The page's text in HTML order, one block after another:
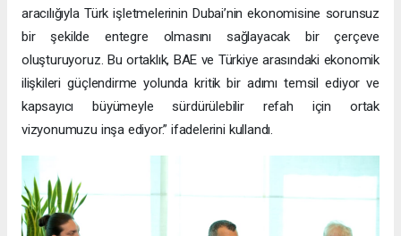
aracılığıyla Türk işletmelerinin Dubai’nin ekonomisine sorunsuz
bir şekilde entegre olmasını sağlayacak bir çerçeve
oluşturuyoruz. Bu ortaklık, BAE ve Türkiye arasındaki ekonomik
ilişkileri güçlendirme yolunda kritik bir adımı temsil ediyor ve
kapsayıcı büyümeyle sürdürülebilir refah için ortak
vizyonumuzu inşa ediyor.” ifadelerini kullandı.